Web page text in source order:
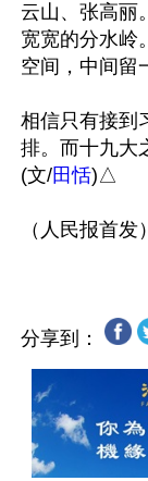
云山、张高丽
宽宽的分水岭
空间，中间留
相信只有接到
排。而十九大
(文/田恬)△
分享到：